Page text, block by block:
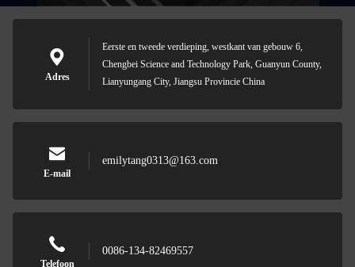
Adres
Eerste en tweede verdieping, westkant van gebouw 6,
Chengbei Science and Technology Park, Guanyun County,
Lianyungang City, Jiangsu Provincie China
E-mail
emilytang0313@163.com
Telefoon
0086-134-82469557